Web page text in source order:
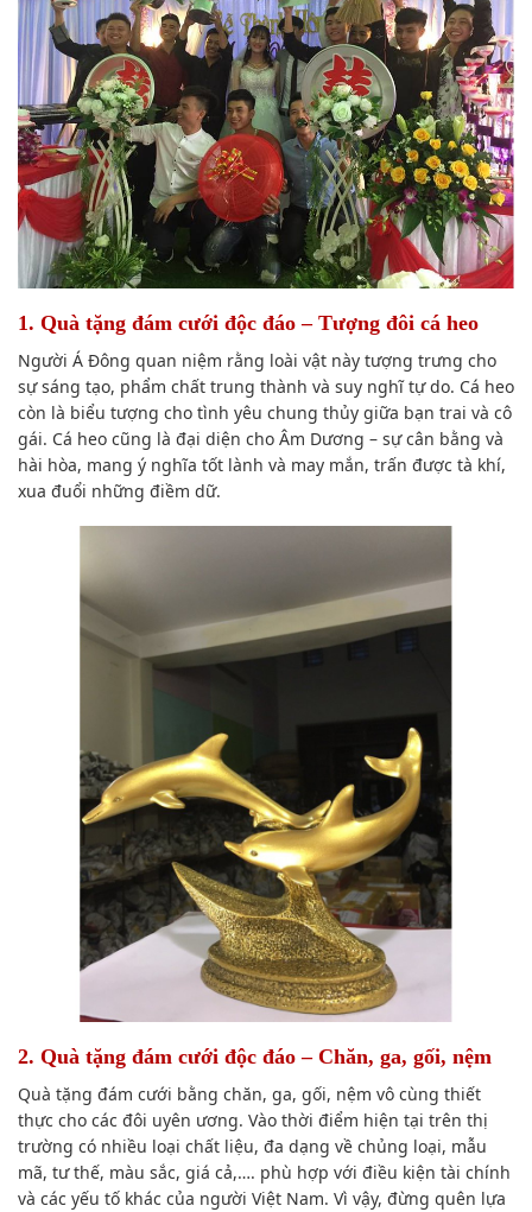
1. Quà tặng đám cưới độc đáo – Tượng đôi cá heo
Người Á Đông quan niệm rằng loài vật này tượng trưng cho
sựsáng tạo, phẩm chất trung thành và suy nghĩtự do. Cá heo
còn là biểu tượng cho tình yêu chung thủy giữa bạn trai và cô
gái. Cá heo cũng là đại diện cho Âm Dương – sự cân bằng và
hài hòa, mang ý nghĩa tốt lành và may mắn, trấn được tà khí,
xua đuổi những điềm dữ.
2. Quà tặng đám cưới độc đáo – Chăn, ga, gối, nệm
Quà tặng đám cưới bằng chăn, ga, gối, nệm vô cùng thiết
thực cho các đôi uyên ương. Vào thời điểm hiện tại trên thị
trường có nhiều loại chất liệu, đa dạng về chủng loại, mẫu
mã, tư thế, màu sắc, giá cả,…. phù hợp với điều kiện tài chính
và các yếu tố khác của người Việt Nam. Vì vậy, đừng quên lựa